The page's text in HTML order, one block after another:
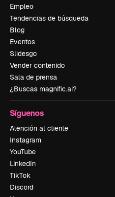
Empleo
Tendencias de búsqueda
Blog
Eventos
Slidesgo
Vender contenido
Sala de prensa
¿Buscas magnific.ai?
Síguenos
Atención al cliente
Instagram
YouTube
LinkedIn
TikTok
Discord